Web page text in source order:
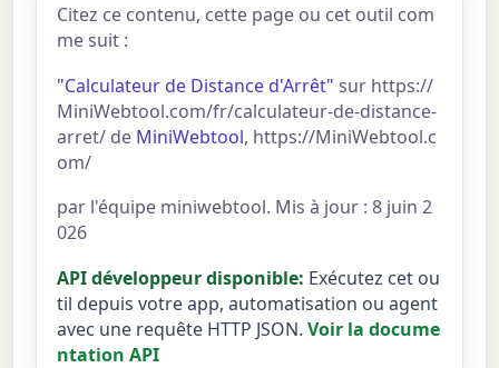
Citez ce contenu, cette page ou cet outil com
me suit :
"Calculateur de Distance d'Arrêt" sur https://
MiniWebtool.com/fr/calculateur-de-distance-
arret/ de MiniWebtool, https://MiniWebtool.c
om/
par l'équipe miniwebtool. Mis à jour : 8 juin 2
026
API développeur disponible: Exécutez cet ou
til depuis votre app, automatisation ou agent
avec une requête HTTP JSON. Voir la docume
ntation API